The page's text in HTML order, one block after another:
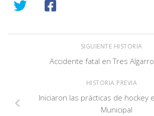
SIGUIENTE HISTORIA
Accidente fatal en Tres
HISTORIA PREVIA
Iniciaron las prácticas de hockey
Municipal